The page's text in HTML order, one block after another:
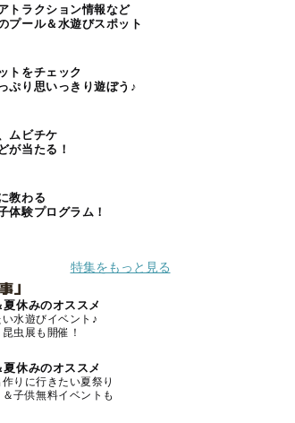
トラクション情報など
プール＆水遊びスポット
トをチェック
ぷり思いっきり遊ぼう♪
ムビチケ
が当たる！
教わる
体験プログラム！
特集をもっと見る
」
夏休みのオススメ
水遊びイベント♪
虫展も開催！
夏休みのオススメ
りに行きたい夏祭り
子供無料イベントも